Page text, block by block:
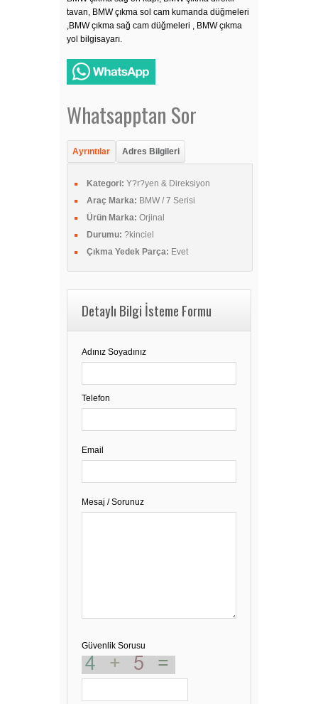
tavan, BMW çıkma sol cam kumanda düğmeleri
,BMW çıkma sağ cam düğmeleri , BMW çıkma
yol bilgisayarı.
Whatsapptan Sor
Ayrıntılar Adres Bilgileri
Kategori: Y?r?yen & Direksiyon
Araç Marka: BMW / 7 Serisi
Ürün Marka: Orjinal
Durumu: ?kinciel
Çıkma Yedek Parça: Evet
Detaylı Bilgi İsteme Formu
Adınız Soyadınız
Telefon
Email
Mesaj / Sorunuz
Güvenlik Sorusu